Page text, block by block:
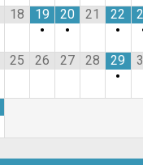
18
19
•
20
•
21
22
•
25 26 27 28
29
•